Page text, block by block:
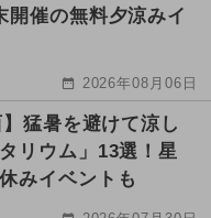
開催の無料夕涼みイ
2026年08月06日
】猛暑を避けて涼し
リウム」13選！星
みイベントも